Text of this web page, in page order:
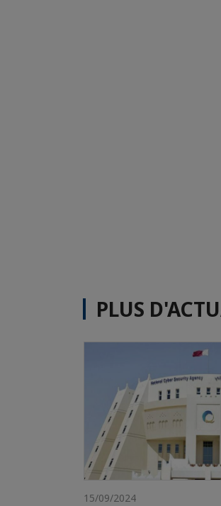
PLUS
15/09/2024